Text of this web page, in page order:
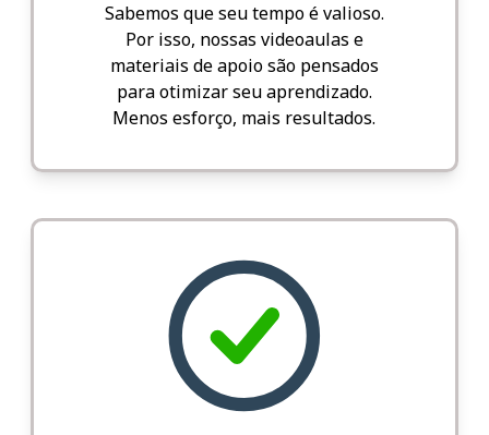
Sabemos que seu tempo é valioso.
Por isso, nossas videoaulas e
materiais de apoio são pensados
para otimizar seu aprendizado.
Menos esforço, mais resultados.